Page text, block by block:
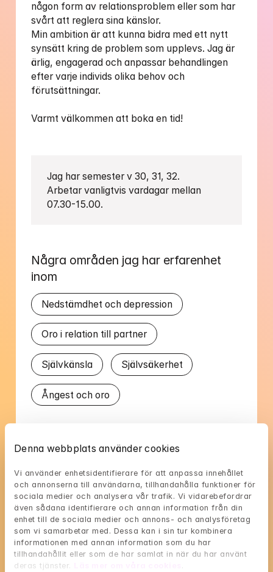
Denna webbplats använder cookies
Vi använder enhetsidentifierare för att anpassa innehållet
och annonserna till användarna, tillhandahålla funktioner för
sociala medier och analysera vår trafik. Vi vidarebefordrar
även sådana identifierare och annan information från din
enhet till de sociala medier och annons- och analysföretag
som vi samarbetar med. Dessa kan i sin tur kombinera
informationen med annan information som du har
tillhandahållit eller som de har samlat in när du har använt
deras tjänster.
någon form av relationsproblem eller som har
svårt att reglera sina känslor.
Min ambition är att kunna bidra med ett nytt
synsätt kring de problem som upplevs. Jag är
ärlig, engagerad och anpassar behandlingen
efter varje individs olika behov och
förutsättningar.
Varmt välkommen att boka en tid!
Jag har semester v 30, 31, 32.
Arbetar vanligtvis vardagar mellan
07.30-15.00.
Några områden jag har erfarenhet
inom
Nedstämdhet och depression
Oro i relation till partner
Självkänsla Självsäkerhet
Ångest och oro
Bettys tillgänglighet
Välj en tid som passar dig, och reservera med